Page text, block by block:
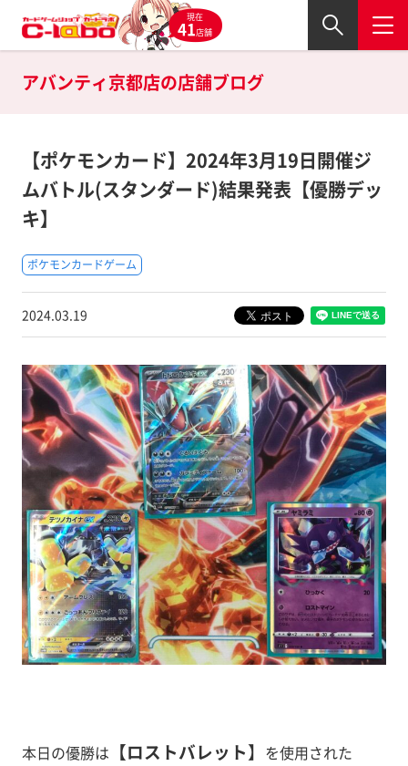
現在
41店舗
アバンティ京都店の店舗ブログ
【ポケモンカード】2024年3月19日開催ジ
ムバトル(スタンダード)結果発表【優勝デッ
キ】
ポケモンカードゲーム
2024.03.19
本日の優勝は 【ロストバレット】 を使用された